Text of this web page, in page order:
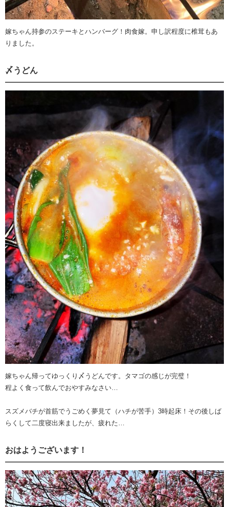
嫁ちゃん持参のステーキとハンバーグ！肉食嫁。申し訳程度に椎茸もあ
りました。
〆うどん
嫁ちゃん帰ってゆっくり〆うどんです。タマゴの感じが完璧！
程よく食って飲んでおやすみなさい…
スズメバチが首筋でうごめく夢見て（ハチが苦手）3時起床！その後しば
らくして二度寝出来ましたが、疲れた…
おはようございます！